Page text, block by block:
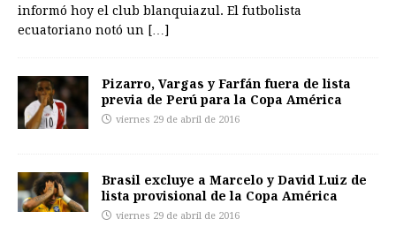
informó hoy el club blanquiazul. El futbolista
ecuatoriano notó un […]
Pizarro, Vargas y Farfán fuera de lista
previa de Perú para la Copa América
viernes 29 de abril de 2016
Brasil excluye a Marcelo y David Luiz de
lista provisional de la Copa América
viernes 29 de abril de 2016